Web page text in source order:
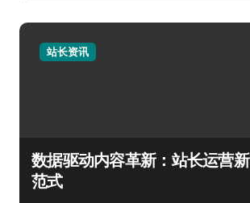
站长资讯
数据驱动内容革新：站长运营新
范式